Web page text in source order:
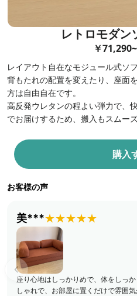
レトロモダン
￥71,290~
レイアウト自在なモジュール式ソフ
背もたれの配置を変えたり、座面
方は自由自在です。
高反発ウレタンの程よい弾力で、
でお届けするため、搬入もスムーズ
お客様の声
美***★★★★★
座り心地はしっかりめで、体をしっ
しゃれで、お部屋に置くだけで雰囲
購入